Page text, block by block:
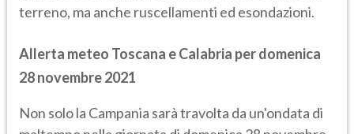
terreno, ma anche ruscellamenti ed esondazioni.
Allerta meteo Toscana e Calabria per domenica
28 novembre 2021
Non solo la Campania sarà travolta da un'ondata di